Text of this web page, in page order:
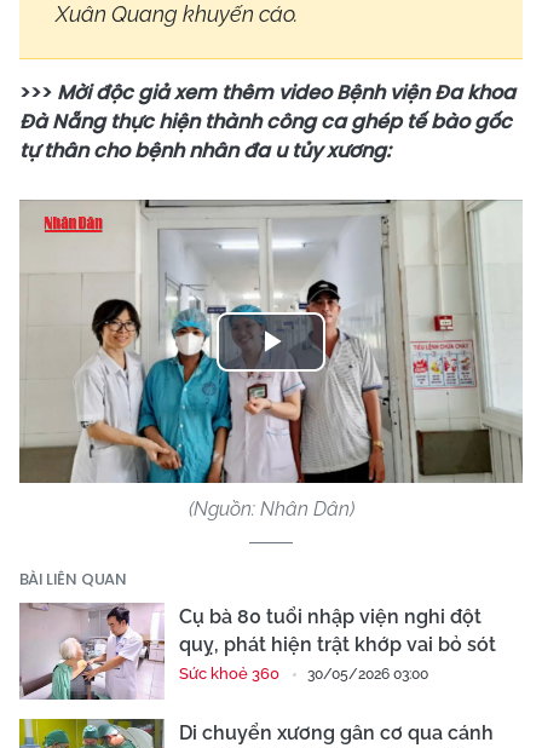
Xuân Quang khuyến cáo.
>>> Mời độc giả xem thêm video Bệnh viện Đa khoa
Đà Nẵng thực hiện thành công ca ghép tế bào gốc
tự thân cho bệnh nhân đa u tủy xương:
Play
Video
(Nguồn: Nhân Dân)
BÀI LIÊN QUAN
Cụ bà 80 tuổi nhập viện nghi đột
quỵ, phát hiện trật khớp vai bỏ sót
Sức khoẻ 360 30/05/2026 03:00
Di chuyển xương gân cơ qua cánh